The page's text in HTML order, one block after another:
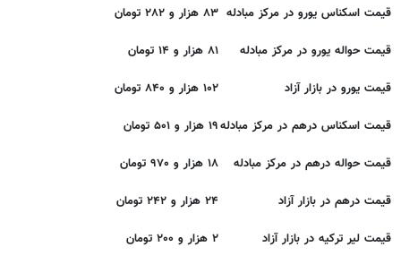
قیمت اسکناس یورو در مرکز مبادله ۸۳ هزار و ۲۸۲ تومان
قیمت حواله یورو در مرکز مبادله ۸۱ هزار و ۱۴ تومان
قیمت یورو در بازار آزاد ۱۰۲ هزار و ۸۴۰ تومان
قیمت اسکناس درهم در مرکز مبادله۱۹ هزار و ۵۰۱ تومان
قیمت حواله درهم در مرکز مبادله ۱۸ هزار و ۹۷۰ تومان
قیمت درهم در بازار آزاد ۲۴ هزار و ۲۴۲ تومان
قیمت لیر ترکیه در بازار آزاد ۲ هزار و ۲۰۰ تومان